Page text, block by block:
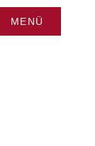
MENÜ